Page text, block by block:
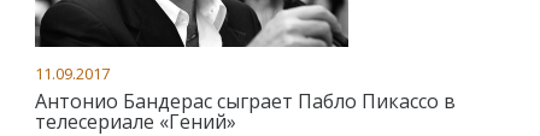
11.09.2017
Антонио Бандерас сыграет Пабло Пикассо в
телесериале «Гений»